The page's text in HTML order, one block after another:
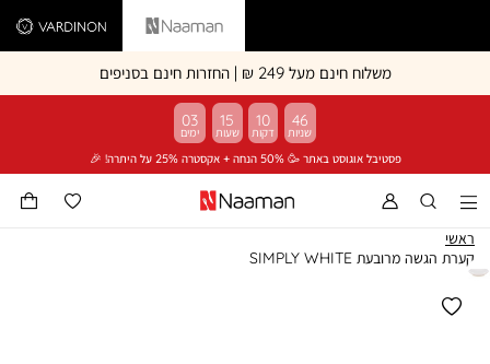
Vardinon Naaman
משלוח חינם מעל 249 ₪ | החזרות חינם בסניפים
פסטיבל אוגוסט באתר 🥳 50% הנחה + אקסטרה 25% על היתרה! 🎉
03 15 10 46
ראשי
קערת הגשה מרובעת SIMPLY WHITE